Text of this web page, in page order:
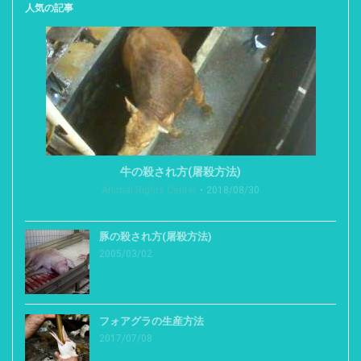
人気の記事
牛の殺され方(屠殺方法)
Animal Rights Center 2018/08/30
豚の殺され方(屠殺方法)
2005/03/02
フォアグラの生産方法
2017/07/08